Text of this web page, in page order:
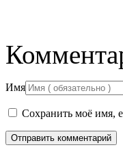
Имя
Сохранить моё имя,